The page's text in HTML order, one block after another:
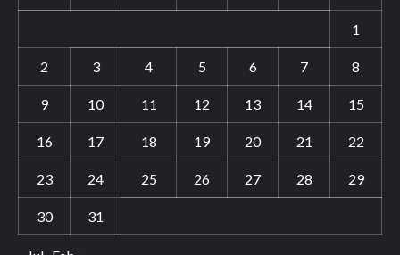
1
2 3 4 5 6 7 8
9 10 11 12 13 14 15
16 17 18 19 20 21 22
23 24 25 26 27 28 29
30 31